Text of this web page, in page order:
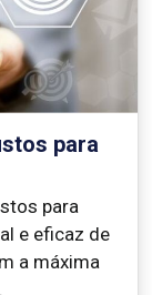
para
para
e eficaz de
a máxima